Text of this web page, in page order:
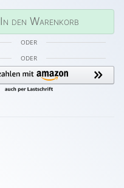
In den Warenkorb
ODER
ODER